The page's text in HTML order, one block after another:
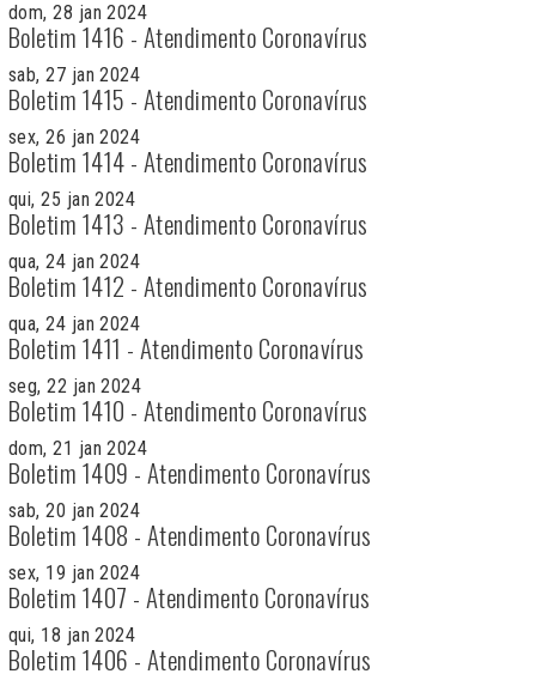
dom, 28 jan 2024
Boletim 1416 - Atendimento Coronavírus
sab, 27 jan 2024
Boletim 1415 - Atendimento Coronavírus
sex, 26 jan 2024
Boletim 1414 - Atendimento Coronavírus
qui, 25 jan 2024
Boletim 1413 - Atendimento Coronavírus
qua, 24 jan 2024
Boletim 1412 - Atendimento Coronavírus
qua, 24 jan 2024
Boletim 1411 - Atendimento Coronavírus
seg, 22 jan 2024
Boletim 1410 - Atendimento Coronavírus
dom, 21 jan 2024
Boletim 1409 - Atendimento Coronavírus
sab, 20 jan 2024
Boletim 1408 - Atendimento Coronavírus
sex, 19 jan 2024
Boletim 1407 - Atendimento Coronavírus
qui, 18 jan 2024
Boletim 1406 - Atendimento Coronavírus